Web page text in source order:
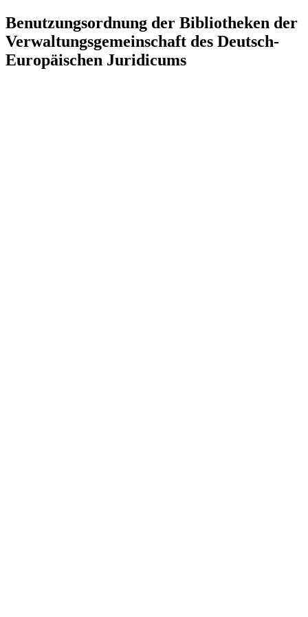
Benutzungsordnung der Bibliotheken der
Verwaltungsgemeinschaft des Deutsch-
Europäischen Juridicums